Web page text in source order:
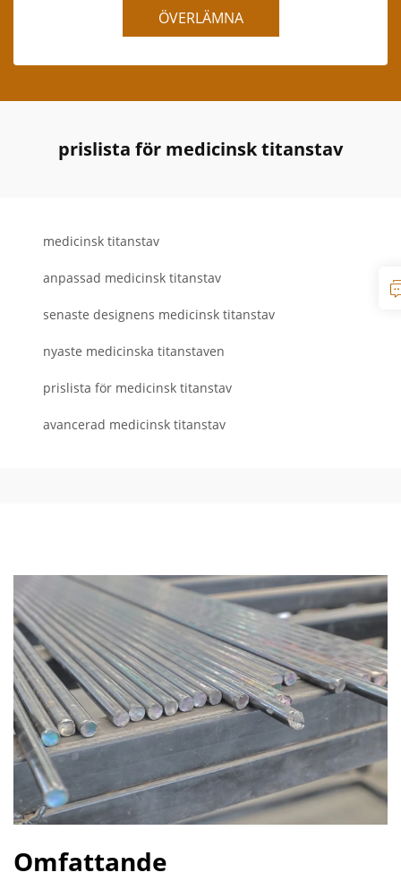
ÖVERLÄMNA
prislista för medicinsk titanstav
medicinsk titanstav
anpassad medicinsk titanstav
senaste designens medicinsk titanstav
nyaste medicinska titanstaven
prislista för medicinsk titanstav
avancerad medicinsk titanstav
Omfattande